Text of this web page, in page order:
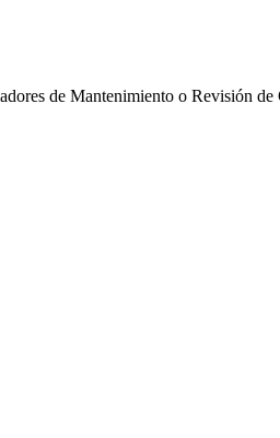
de Mantenimiento o Revisión de